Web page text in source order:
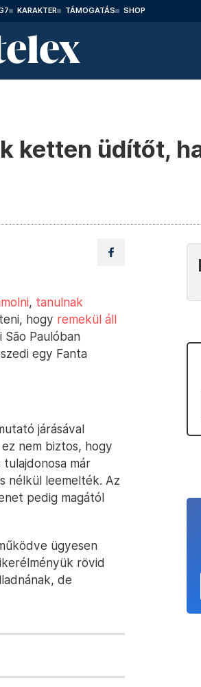
KARAKTER TÁMOGATÁS SHOP
ketten üdítőt,
, tanulnak
hogy remekül áll
Paulóban
egy Fanta
járásával
nem biztos, hogy
már
nélkül leemelték. Az
pedig magától
ügyesen
rövid
de